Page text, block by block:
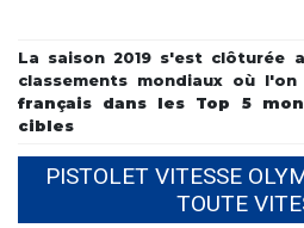
La saison 2019 s'est clôturée
classements mondiaux où
français dans les Top 5
cibles
PISTOLET VITESSE
TOUTE